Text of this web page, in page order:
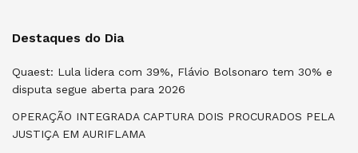
Destaques do Dia
Quaest: Lula lidera com 39%, Flávio Bolsonaro tem 30% e
disputa segue aberta para 2026
OPERAÇÃO INTEGRADA CAPTURA DOIS PROCURADOS PELA
JUSTIÇA EM AURIFLAMA